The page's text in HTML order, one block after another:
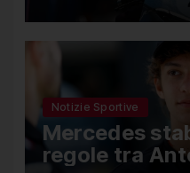
Notizie Sportive
Mercedes
regole tra